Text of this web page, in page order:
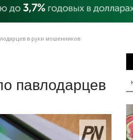
в руки мошенников
павлодарцев